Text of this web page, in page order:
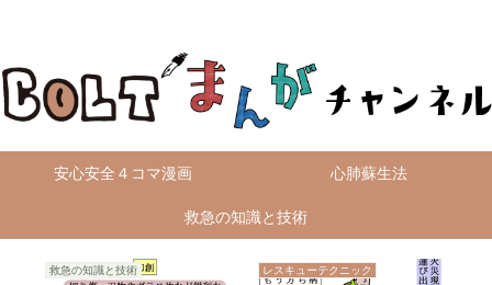
安心安全４コマ漫画 心肺蘇生法
救急の知識と技術
救急の知識と技術 レスキューテクニック